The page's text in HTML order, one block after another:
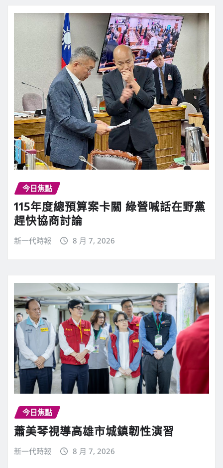
今日焦點
115年度總預算案卡關 綠營喊話在野黨
趕快協商討論
新一代時報 8 月 7, 2026
今日焦點
蕭美琴視導高雄市城鎮韌性演習
新一代時報 8 月 7, 2026